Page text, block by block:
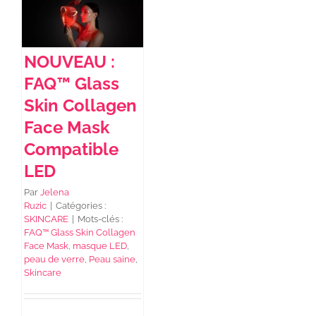
NEWS DE FOREO
SKINCARE
SANTÉ & BIEN-ÊTRE
À PROPOS
CONTACT
NOUVEAU :
FAQ™ Glass
Skin Collagen
Face Mask
Compatible
LED
Par Jelena
Ruzic | Catégories :
SKINCARE | Mots-clés :
FAQ™ Glass Skin Collagen
Face Mask masque LED
peau de verre Peau saine
Skincare